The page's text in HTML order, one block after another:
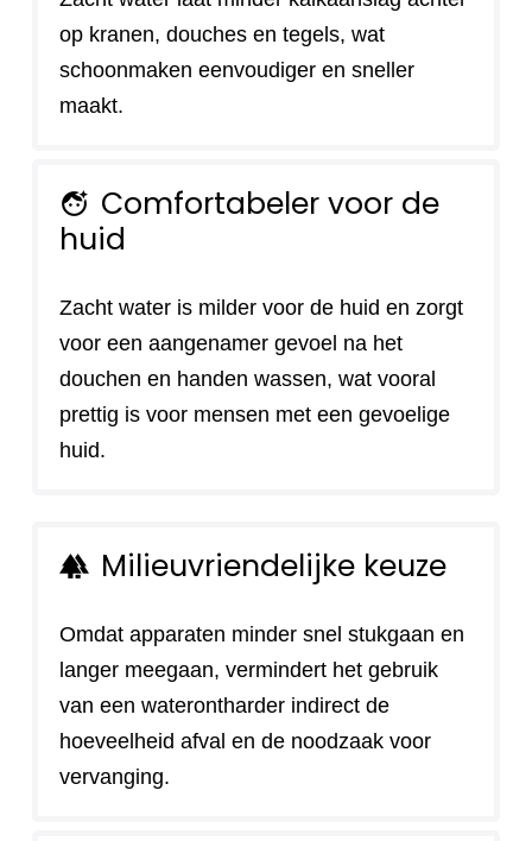
op kranen, douches en tegels, wat
schoonmaken eenvoudiger en sneller
maakt.
face_retouching_natural Comfortabeler voor de
huid
Zacht water is milder voor de huid en zorgt
voor een aangenamer gevoel na het
douchen en handen wassen, wat vooral
prettig is voor mensen met een gevoelige
huid.
forest Milieuvriendelijke keuze
Omdat apparaten minder snel stukgaan en
langer meegaan, vermindert het gebruik
van een waterontharder indirect de
hoeveelheid afval en de noodzaak voor
vervanging.